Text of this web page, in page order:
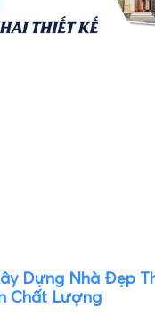
Dựng Nhà Đẹp
Chất Lượng